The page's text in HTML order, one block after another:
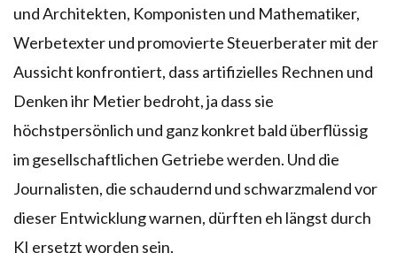
und Architekten, Komponisten und Mathematiker,
Werbetexter und promovierte Steuerberater mit der
Aussicht konfrontiert, dass artifizielles Rechnen und
Denken ihr Metier bedroht, ja dass sie
höchstpersönlich und ganz konkret bald überflüssig
im gesellschaftlichen Getriebe werden. Und die
Journalisten, die schaudernd und schwarzmalend vor
dieser Entwicklung warnen, dürften eh längst durch
KI ersetzt worden sein.